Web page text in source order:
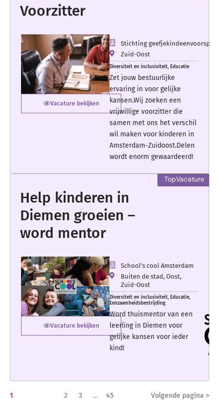
Voorzitter
Vacature bekijken
Stichting
Zuid-Oost
Diversiteit en inclusiviteit, Educatie
Zet jouw bestuurlijke
ervaring in voor gelijke
kansen.Wij zoeken een
vrijwillige voorzitter die
samen met ons het verschil
wil maken voor kinderen in
Amsterdam-Zuidoost.Delen
wordt enorm gewaardeerd!
Help kinderen in
Diemen groeien –
word mentor
Vacature bekijken
School’s cool Amsterdam
Buiten de stad, Oost,
Zuid-Oost
Diversiteit en inclusiviteit, Educatie,
Eenzaamheidsbestrijding
Word thuismentor van een
leerling in Diemen voor
gelijke kansen voor ieder
kind!
1 2 3 … 45 Volgende pagina >